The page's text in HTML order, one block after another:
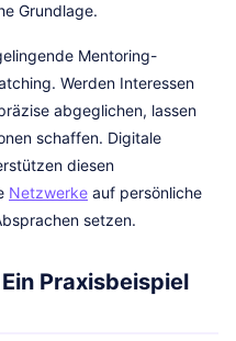
Grundlage.
Mentoring-
Werden Interessen
abgeglichen, lassen
schaffen. Digitale
diesen
Netzwerke auf persönliche
setzen.
Praxisbeispiel